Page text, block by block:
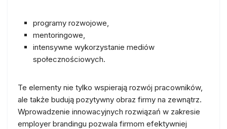
programy rozwojowe,
mentoringowe,
intensywne wykorzystanie mediów
społecznościowych.
Te elementy nie tylko wspierają rozwój pracowników,
ale także budują pozytywny obraz firmy na zewnątrz.
Wprowadzenie innowacyjnych rozwiązań w zakresie
employer brandingu pozwala firmom efektywniej